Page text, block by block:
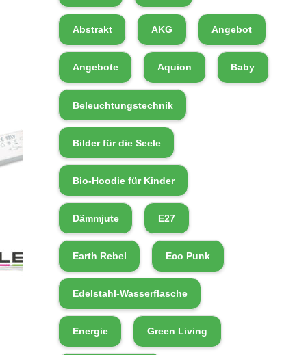
Abstrakt AKG Angebot
Angebote Aquion Baby
Beleuchtungstechnik
Bilder für die Seele
Bio-Hoodie für Kinder
Dämmjute E27
Earth Rebel Eco Punk
Edelstahl-Wasserflasche
Energie Green Living